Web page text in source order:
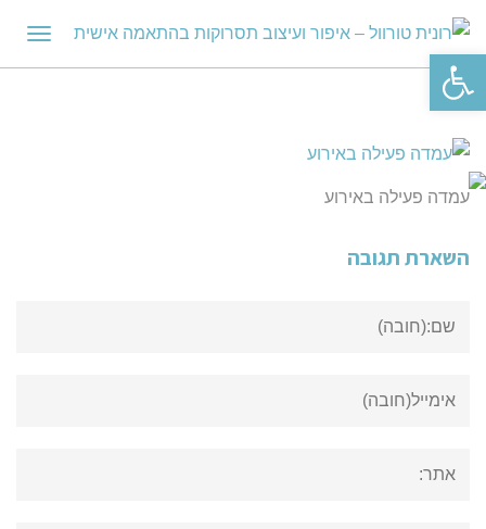
עמדה פעילה באירוע
השארת תגובה
פתח סרגל נגישות